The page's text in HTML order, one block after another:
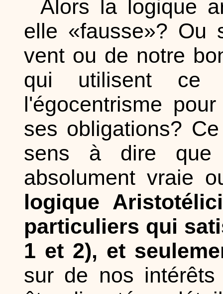
Alors la logique
elle «fausse»? Ou
vent ou de notre
qui utilisent ce
l'égocentrisme
ses obligations?
sens à dire que
absolument vraie
logique
particuliers qui
1 et 2), et
sur de nos